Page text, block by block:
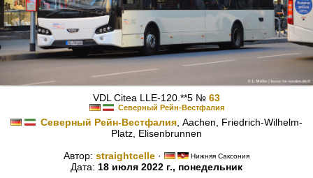
VDL Citea LLE-120.**5 № 63
Северный Рейн-Вестфалия
Северный Рейн-Вестфалия , Aachen, Friedrich-Wilhelm-
Platz, Elisenbrunnen
Автор: straightcelle · Нижняя Саксония
Дата: 18 июля 2022 г., понедельник